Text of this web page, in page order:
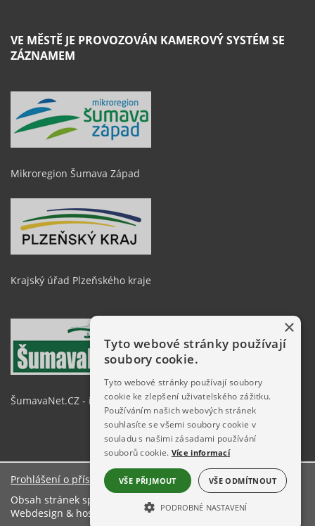
VE MĚSTĚ JE PROVOZOVÁN KAMEROVÝ SYSTÉM SE
ZÁZNAMEM
Mikroregion Šumava Západ
Krajský úřad Plzeňského kraje
ŠumavaNet.CZ - informace o regionu
Prohlášení o přístupnosti
Obsah stránek spravuje: Městský úřad Železná Ruda
Webdesign & hosting:
ŠumavaNet.CZ
×
Tyto webové stránky používají
soubory cookie.
Tyto webové stránky používají soubory
cookie ke zlepšení uživatelského zážitku.
Používáním našich webových stránek
souhlasíte se všemi soubory cookie v
souladu s našimi zásadami používání
souborů cookie. Více informací
VŠE PŘIJMOUT VŠE ODMÍTNOUT
PODROBNÉ NASTAVENÍ